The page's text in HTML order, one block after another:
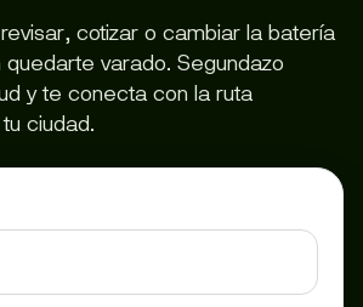
cotizar o cambiar la batería
varado. Segundazo
y te conecta con la ruta
ciudad.